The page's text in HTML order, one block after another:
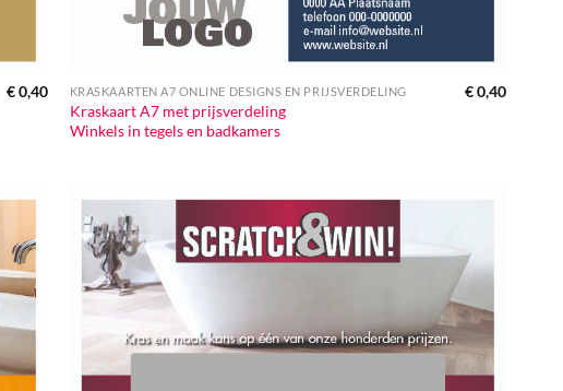
€0,40 KRASKAARTEN A7 ONLINE DESIGNS EN PRIJSVERDELING
Kraskaart A7 met prijsverdeling
Winkels in tegels en badkamers
€0,40